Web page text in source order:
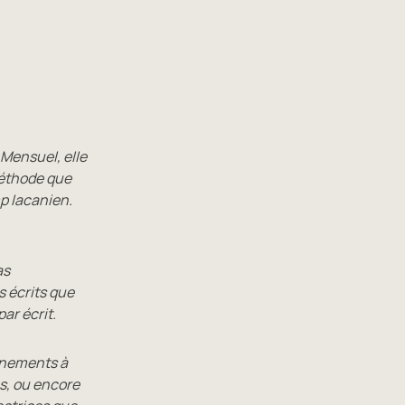
elle
que
lacanien.
écrits que
écrit.
à
ou encore